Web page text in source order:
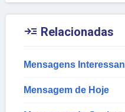
 Relacionadas
Mensagens
Mensagem de Hoje